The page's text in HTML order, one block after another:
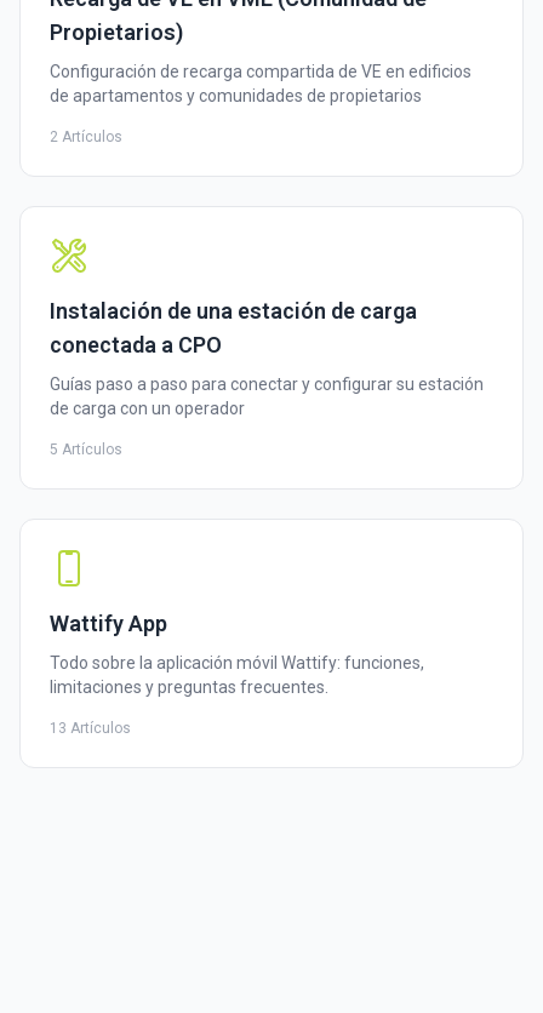
Propietarios)
Configuración de recarga compartida de VE en edificios
de apartamentos y comunidades de propietarios
2 Artículos
Instalación de una estación de carga
conectada a CPO
Guías paso a paso para conectar y configurar su estación
de carga con un operador
5 Artículos
Wattify App
Todo sobre la aplicación móvil Wattify: funciones,
limitaciones y preguntas frecuentes.
13 Artículos